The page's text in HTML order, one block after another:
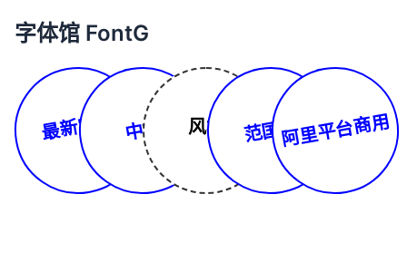
字体馆 FontG
最新字体 中文 风格 范国平阿里平台商用